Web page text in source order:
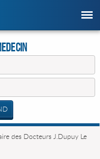
des Docteurs J.Dupuy Le